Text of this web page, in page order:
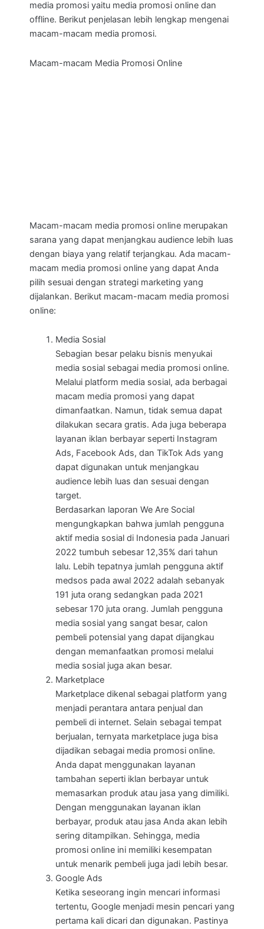
media promosi yaitu media promosi online dan
offline. Berikut penjelasan lebih lengkap mengenai
macam-macam media promosi.
Macam-macam Media Promosi Online
Macam-macam media promosi online merupakan
sarana yang dapat menjangkau audience lebih luas
dengan biaya yang relatif terjangkau. Ada macam-
macam media promosi online yang dapat Anda
pilih sesuai dengan strategi marketing yang
dijalankan. Berikut macam-macam media promosi
online:
Media Sosial
Sebagian besar pelaku bisnis menyukai
media sosial sebagai media promosi online.
Melalui platform media sosial, ada berbagai
macam media promosi yang dapat
dimanfaatkan. Namun, tidak semua dapat
dilakukan secara gratis. Ada juga beberapa
layanan iklan berbayar seperti Instagram
Ads, Facebook Ads, dan TikTok Ads yang
dapat digunakan untuk menjangkau
audience lebih luas dan sesuai dengan
target.
Berdasarkan laporan We Are Social
mengungkapkan bahwa jumlah pengguna
aktif media sosial di Indonesia pada Januari
2022 tumbuh sebesar 12,35% dari tahun
lalu. Lebih tepatnya jumlah pengguna aktif
medsos pada awal 2022 adalah sebanyak
191 juta orang sedangkan pada 2021
sebesar 170 juta orang. Jumlah pengguna
media sosial yang sangat besar, calon
pembeli potensial yang dapat dijangkau
dengan memanfaatkan promosi melalui
media sosial juga akan besar.
Marketplace
Marketplace dikenal sebagai platform yang
menjadi perantara antara penjual dan
pembeli di internet. Selain sebagai tempat
berjualan, ternyata marketplace juga bisa
dijadikan sebagai media promosi online.
Anda dapat menggunakan layanan
tambahan seperti iklan berbayar untuk
memasarkan produk atau jasa yang dimiliki.
Dengan menggunakan layanan iklan
berbayar, produk atau jasa Anda akan lebih
sering ditampilkan. Sehingga, media
promosi online ini memiliki kesempatan
untuk menarik pembeli juga jadi lebih besar.
Google Ads
Ketika seseorang ingin mencari informasi
tertentu, Google menjadi mesin pencari yang
pertama kali dicari dan digunakan. Pastinya